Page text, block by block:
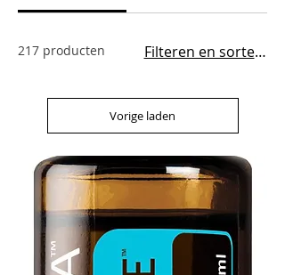
217 producten Filteren en sorteren
Vorige laden